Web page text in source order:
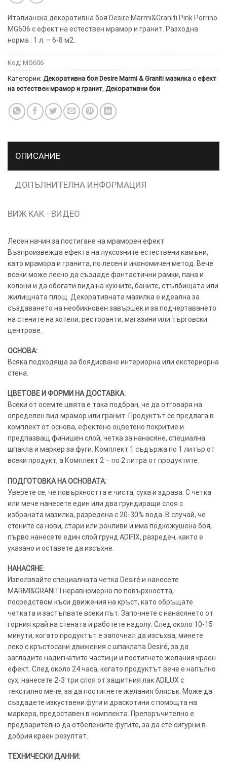
Италианска декоративна боя Desire Marmi&Graniti Pink Porrino
MG606 с ефект на естествен мрамор и гранит. Разходна
норма : 1 л. – 6-8 м2.
Код: MG606
Категории: Декоративна боя Desire Marmi & Graniti мазилка с ефект
на естествен мрамор и гранит, Декоративни бои
ОПИСАНИЕ
ДОПЪЛНИТЕЛНА ИНФОРМАЦИЯ
ВИЖ КАК - ВИДЕО
Лесен начин за постигане на мраморен ефект
Възпроизвежда ефекта на луксозните естествени камъни,
като мрамора и гранита, по лесен и икономичен метод. Вече
всеки може лесно да създаде фантастични рамки, пана и
колони и да обогати вида на кухните, баните, стълбищата или
жилищната площ. Декоративната мазилка е идеална за
създаването на необикновен завършек и за подчертаването
на стените на хотели, ресторанти, магазини или търговски
центрове.
ОСНОВА:
Всяка подходяща за боядисване интериорна или екстериорна
стена.
ЦВЕТОВЕ И ФОРМИ НА ДОСТАВКА:
Всеки от осемте цвята е така подбран, че да отговаря на
определен вид мрамор или гранит. Продуктът се предлага в
комплект от основа, ефектено оцветено покритие и
предпазващ финишен слой, четка за нанасяне, специална
шпакла и маркер за фуги. Комплект 1 съдържа по 1 литър от
всеки продукт, а Комплект 2 – по 2 литра от продуктите.
ПОДГОТОВКА НА ОСНОВАТА:
Уверете се, че повърхността е чиста, суха и здрава. С четка
или мече нанесете един или два грундиращи слоя с
избраната мазилка, разредена с 20-30% вода. В случай, че
стените са нови, стари или ронливи и има подкожушена боя,
първо нанесете един слой грунд ADIFIX, разреден, както е
указано и оставете да изсъхне.
НАНАСЯНЕ:
Използвайте специалната четка Desiré и нанесете
MARMI&GRANITI неравномерно по повърхността,
посредством къси движения на кръст, като обръщате
четката и застъпвате всеки път. Започнете с нанасянето от
горния край на стената и работете надолу. След около 10-15
минути, когато продуктът е започнал да изсъхва, минете
леко с кръстосани движения с шпаклата Desiré, за да
загладите надигнатите частици и постигнете желания краен
ефект. След около 24 часа, когато продуктът вече е напълно
сух, нанесете 2-3 три слоя от защитния лак ADILUX с
текстилно мече, за да постигнете желания блясък. Може да
създадете изкуствени фуги и драскотини с помощта на
маркера, предоставен в комплекта. Препоръчително е
предварително да отбележите фугите, за да сте сигурни в
добрия краен резултат.
ТЕХНИЧЕСКИ ДАННИ:
× ИЗПОЛЗВА
БИСКВИТКИ.
ПОВЕЧЕ
МОЖЕТЕ
ДА
ТУК.
УСЛУГИ ОПЦИИ
Google